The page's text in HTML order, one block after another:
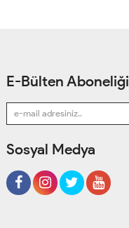
E-Bülten Aboneliği
Sosyal Medya